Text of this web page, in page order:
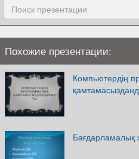
Похожие презентации:
Компьютердің
Бағдарламалық